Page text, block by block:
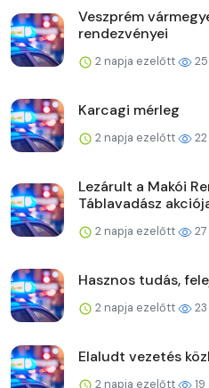
Veszprém
rendezvényei
2 napja ezelőtt 25
Karcagi mérleg
2 napja ezelőtt 22
Lezárult a Makói
Táblavadász
2 napja ezelőtt 27
Hasznos tudás,
2 napja ezelőtt 23
Elaludt vezetés
2 napja ezelőtt 19